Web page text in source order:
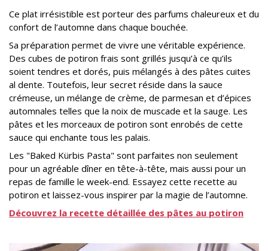
Ce plat irrésistible est porteur des parfums chaleureux et du
confort de l’automne dans chaque bouchée.
Sa préparation permet de vivre une véritable expérience.
Des cubes de potiron frais sont grillés jusqu’à ce qu’ils
soient tendres et dorés, puis mélangés à des pâtes cuites
al dente. Toutefois, leur secret réside dans la sauce
crémeuse, un mélange de crème, de parmesan et d’épices
automnales telles que la noix de muscade et la sauge. Les
pâtes et les morceaux de potiron sont enrobés de cette
sauce qui enchante tous les palais.
Les "Baked Kürbis Pasta" sont parfaites non seulement
pour un agréable dîner en tête-à-tête, mais aussi pour un
repas de famille le week-end. Essayez cette recette au
potiron et laissez-vous inspirer par la magie de l’automne.
Découvrez la recette détaillée des pâtes au potiron